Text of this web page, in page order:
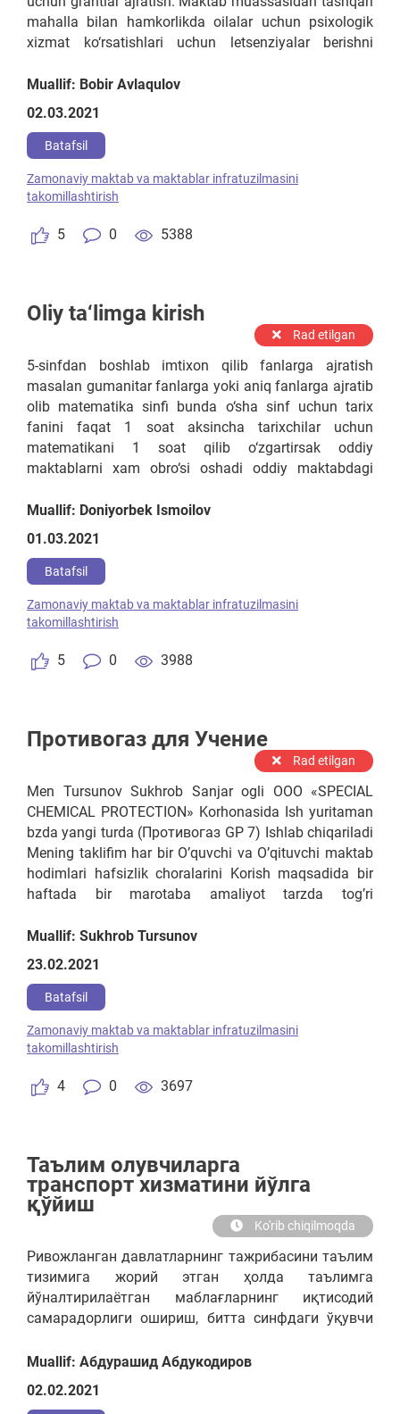
mahalla bilan hamkorlikda oilalar uchun psixologik
xizmat ko‘rsatishlari uchun letsenziyalar berishni
Muallif: Bobir Avlaqulov
02.03.2021
Batafsil
5 0 5388
Zamonaviy maktab va maktablar infratuzilmasini
takomillashtirish
Oliy ta‘limga kirish
Rad etilgan
5-sinfdan boshlab imtixon qilib fanlarga ajratish
masalan gumanitar fanlarga yoki aniq fanlarga ajratib
olib matematika sinfi bunda o‘sha sinf uchun tarix
fanini faqat 1 soat aksincha tarixchilar uchun
matematikani 1 soat qilib o‘zgartirsak oddiy
maktablarni xam obro‘si oshadi oddiy maktabdagi
rejani dastlabki 1 oyini 6 sinflar uchun 5 sinfni umumiy
takrorlash qilish kerak. O‘quv setkasidan chiqib
sinf va 5-d sinfdagi 1 soatdan jami 2 soat matematika
5-d sinfdagi jami 2 soat olinadi,shu tarzda...
Muallif: Doniyorbek Ismoilov
01.03.2021
Batafsil
5 0 3988
Zamonaviy maktab va maktablar infratuzilmasini
takomillashtirish
Противогаз для Учение
Rad etilgan
Men Tursunov Sukhrob Sanjar ogli ООО «SPECIAL
CHEMICAL PROTECTION» Korhonasida Ish yuritaman
bzda yangi turda (Противогаз GP 7) Ishlab chiqariladi
Mening taklifim har bir O’quvchi va O’qituvchi maktab
hodimlari hafsizlik choralarini Korish maqsadida bir
haftada bir marotaba amaliyot tarzda tog’ri
kichik qoshimcha qilishligini maqsadga muvofiq deb
bilaman
Muallif: Sukhrob Tursunov
23.02.2021
Batafsil
4 0 3697
Zamonaviy maktab va maktablar infratuzilmasini
takomillashtirish
Таълим олувчиларга
транспорт хизматини йўлга
қўйиш
Ko'rib chiqilmoqda
Ривожланган давлатларнинг тажрибасини таълим
тизимига жорий этган ҳолда таълимга
йўналтирилаётган маблағларнинг иқтисодий
самарадорлиги ошириш, битта синфдаги ўқувчи
кетмаслигини таъминлаш механизмларини,
орқали ўқувчиларга қулайликлар яратиш
Muallif: Абдурашид Абдукодиров
02.02.2021